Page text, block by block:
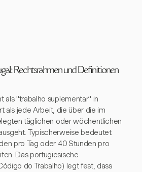
Rechtsrahmen und Definitionen
als "trabalho suplementar" in
als jede Arbeit, die über die im
täglichen oder wöchentlichen
Typischerweise bedeutet
pro Tag oder 40 Stunden pro
Das portugiesische
do Trabalho) legt fest, dass